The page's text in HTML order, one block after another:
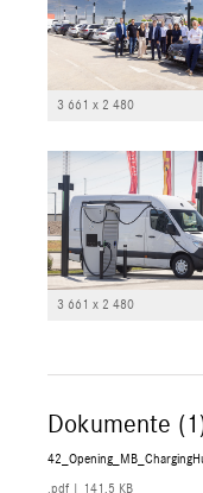
3 661 x 2 480
3 661 x 2 480
Dokumente
.pdf 141,5 KB